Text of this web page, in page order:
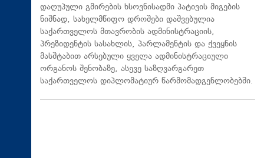
დაღუპული გმირების ხსოვნისადმი პატივის მიგების
ნიშნად, სახელმწიფო დროშები დაშვებულია
საქართველოს მთავრობის ადმინისტრაციის,
პრეზიდენტის სასახლის, პარლამენტის და ქვეყნის
მასშტაბით არსებული ყველა ადმინისტრაციული
ორგანოს შენობაზე, ასევე საზღვარგარეთ
საქართველოს დიპლომატიურ წარმომადგენლობებში.